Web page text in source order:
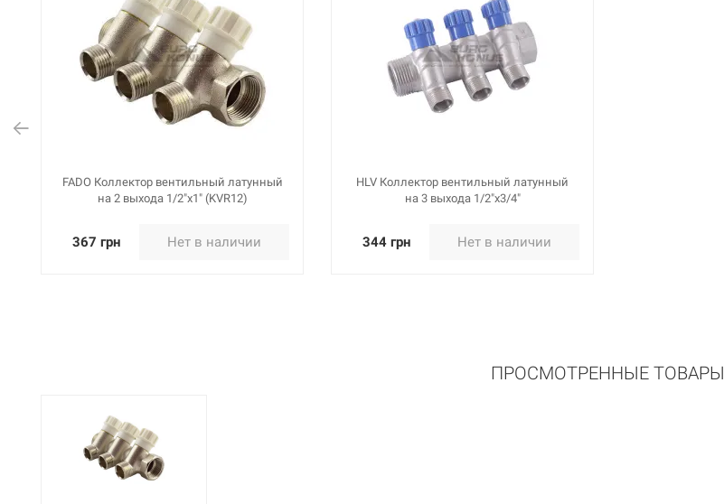
FADO Коллектор вентильный латунный
на 2 выхода 1/2"x1" (KVR12)
367 грн Нет в наличии
HLV Коллектор вентильный латунный
на 3 выхода 1/2"x3/4"
344 грн Нет в наличии
ПРОСМОТРЕННЫЕ ТОВАРЫ